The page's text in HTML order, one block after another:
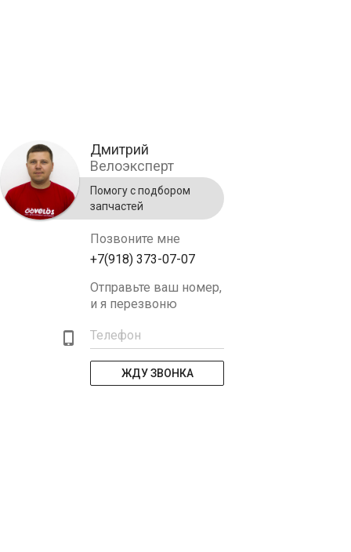
Дмитрий
Велоэксперт
Помогу с подбором
запчастей
Позвоните мне
+7(918) 373-07-07
Отправьте ваш номер,
и я перезвоню
Телефон
ЖДУ ЗВОНКА